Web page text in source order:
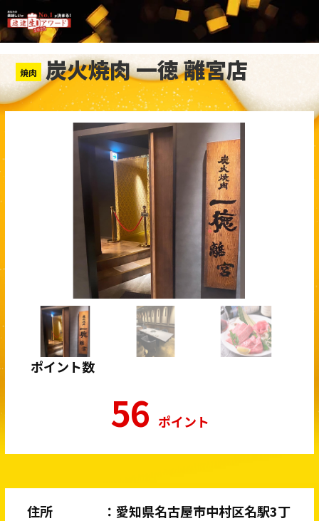
焼肉 炭火焼肉 一徳 離宮店
ポイント数
56 ポイント
住所
愛知県名古屋市中村区名駅3丁